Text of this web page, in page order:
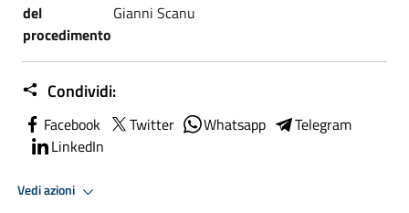
del
procedimento
Gianni Scanu
Condividi:
Facebook Twitter Whatsapp
Telegram
LinkedIn
Vedi azioni